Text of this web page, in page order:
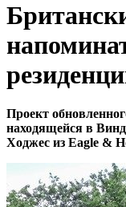
Проект
находящейся в
Ходжес из Eagle &